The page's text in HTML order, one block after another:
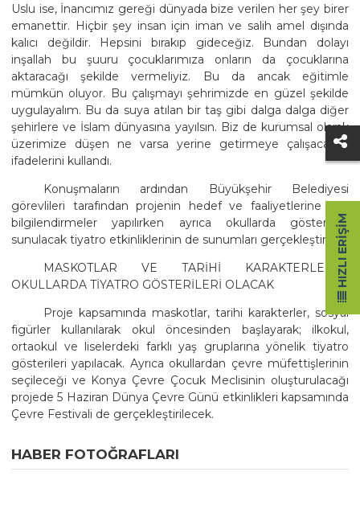
Uslu ise, İnancımız gereği dünyada bize verilen her şey birer
emanettir. Hiçbir şey insan için iman ve salih amel dışında
kalıcı değildir. Hepsini bırakıp gideceğiz. Bundan dolayı
inşallah bu şuuru çocuklarımıza onların da çocuklarına
aktaracağı şekilde vermeliyiz. Bu da ancak eğitimle
mümkün oluyor. Bu çalışmayı şehrimizde en güzel şekilde
uygulayalım. Bu da suya atılan bir taş gibi dalga dalga diğer
şehirlere ve İslam dünyasına yayılsın. Biz de kurumsal olarak
üzerimize düşen ne varsa yerine getirmeye çalışacağız.
ifadelerini kullandı.
Konuşmaların ardından Büyükşehir Belediyesi
görevlileri tarafından projenin hedef ve faaliyetlerine dair
bilgilendirmeler yapılırken ayrıca okullarda gösterime
sunulacak tiyatro etkinliklerinin de sunumları gerçekleştirildi.
MASKOTLAR VE TARİHİ KARAKTERLERLE
OKULLARDA TİYATRO GÖSTERİLERİ OLACAK
Proje kapsamında maskotlar, tarihi karakterler, sosyal
figürler kullanılarak okul öncesinden başlayarak; ilkokul,
ortaokul ve liselerdeki farklı yaş gruplarına yönelik tiyatro
gösterileri yapılacak. Ayrıca okullardan çevre müfettişlerinin
seçileceği ve Konya Çevre Çocuk Meclisinin oluşturulacağı
projede 5 Haziran Dünya Çevre Günü etkinlikleri kapsamında
Çevre Festivali de gerçekleştirilecek.
HABER FOTOĞRAFLARI
HIZLI ERIŞIM